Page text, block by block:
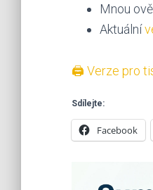
Mnou
Aktuální
🖨 Verze pro
Sdílejte:
Facebook